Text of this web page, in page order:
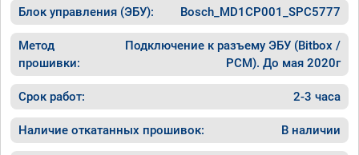
Блок управления (ЭБУ): Bosch_MD1CP001_SPC5777
Метод
прошивки:
Подключение к разъему ЭБУ (Bitbox /
PCM). До мая 2020г
Срок работ: 2-3 часа
Наличие откатанных прошивок: В наличии